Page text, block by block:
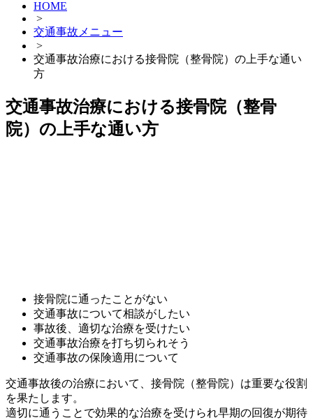
HOME
>
交通事故メニュー
>
交通事故治療における接骨院（整骨院）の上手な通い
方
交通事故治療における接骨院（整骨
院）の上手な通い方
接骨院に通ったことがない
交通事故について相談がしたい
事故後、適切な治療を受けたい
交通事故治療を打ち切られそう
交通事故の保険適用について
交通事故後の治療において、接骨院（整骨院）は重要な役割
を果たします。
適切に通うことで効果的な治療を受けられ早期の回復が期待